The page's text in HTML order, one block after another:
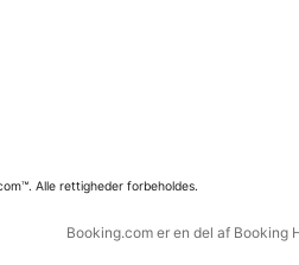
Alle rettigheder forbeholdes.
Booking.com er en del af Booking